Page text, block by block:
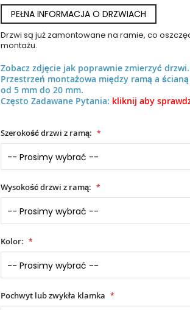
PEŁNA INFORMACJA O DRZWIACH
Drzwi są już zamontowane na ramie, co
montażu.
Zobacz zdjęcie jak poprawnie zmierzyć drzwi.
Przestrzeń montażowa między ramą a
od 5 mm do 20 mm.
Często Zadawane Pytania: kliknij aby
Szerokość drzwi z ramą:
Wysokość drzwi z ramą:
Kolor:
Pochwyt lub zwykła klamka